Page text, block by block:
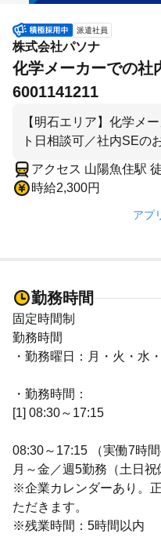
派遣社員
株式会社パソナ
化学メーカーでの社
6001141211
【明石エリア】化学メ
ト日相談可／社内SEの
アクセス 山陽魚住駅
時給2,300円
アプ
勤務時間
固定時間制
勤務時間
・勤務曜日：月・火・水
・勤務時間：
[1] 08:30～17:15
08:30～17:15 （実働7時
月～金／週5勤務（土日祝
※企業カレンダーあり。
ただきます。
※残業時間：5時間以内